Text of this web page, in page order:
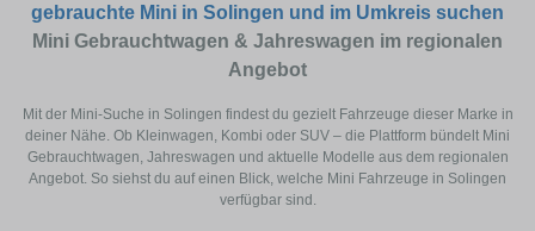
gebrauchte Mini in Solingen und im Umkreis suchen
Mini Gebrauchtwagen & Jahreswagen im regionalen
Angebot
Mit der Mini-Suche in Solingen findest du gezielt Fahrzeuge dieser Marke in
deiner Nähe. Ob Kleinwagen, Kombi oder SUV – die Plattform bündelt Mini
Gebrauchtwagen, Jahreswagen und aktuelle Modelle aus dem regionalen
Angebot. So siehst du auf einen Blick, welche Mini Fahrzeuge in Solingen
verfügbar sind.